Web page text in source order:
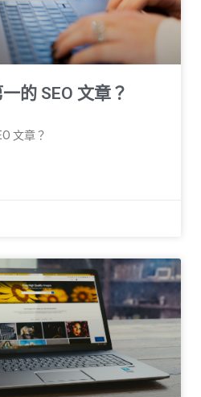
的 SEO 文章？
文章？